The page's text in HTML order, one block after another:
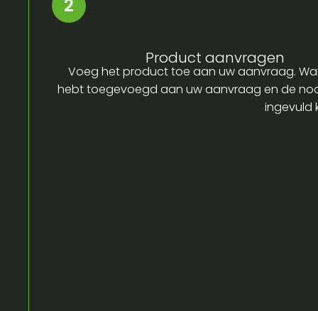
Product aanvragen
Voeg het product toe aan uw aanvraag.
hebt toegevoegd aan uw aanvraag en de
ingevuld